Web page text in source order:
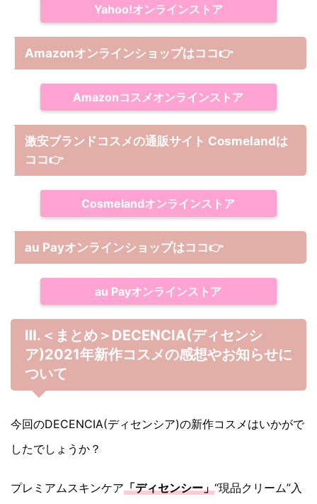
Yahoo!オンラインストア
Amazonオンラインショップはココ👉
Amazonコスメオンラインストア
激安ブランドコスメの通販サイト Cosmelandは
ココ👉
Cosmelandオンラインストア
au Payオンラインショップはココ👉
au Payオンラインストア
Ⅲ.＜まとめ＞DECENCIA(ディセンシ
ア)2021年新作コスメの感想やお知らせに
ついて
今回のDECENCIA(ディセンシア)の新作コスメはいかがで
したでしょうか？
プレミアムスキンケア「ディセンシー」“現品クリーム”入